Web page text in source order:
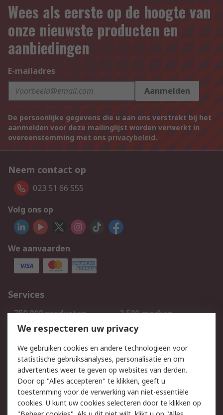
Wees als eerste op de hoogte van
onze nieuwste producten en
aanbiedingen
E-mailadres
Aanmelden
De persoonlijke gegevens die u aan ons verstrekt bij het
aanmelden voor deze mailinglijst worden verwerkt in
overeenstemming met ons privacybeleid.
Neem contact op
023 51 66 555
Volg ons op
We aanvaarden
Services
750.000 producten
2.500 merken
Bestellen
Inkoopoplossingen
Track & Trace
Wettelijk
Cookiebeleid
Email veiligheid
We respecteren uw privacy
We gebruiken cookies en andere technologieën voor
statistische gebruiksanalyses, personalisatie en om
advertenties weer te geven op websites van derden.
Door op "Alles accepteren" te klikken, geeft u
toestemming voor de verwerking van niet-essentiële
cookies. U kunt uw cookies selecteren door te klikken op